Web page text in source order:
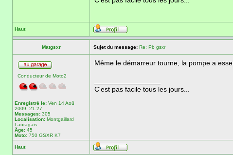
Haut
Matgsxr Sujet du message: Re: Pb gsxr
Conducteur de Moto2
Enregistré le: Ven 14 Aoû
2009, 21:27
Messages: 305
Localisation: Montgaillard
Lauragais
Âge: 45
Moto: 750 GSXR K7
Même le démarreur tourne, la pompe a
C'est pas facile tous les jours...
Haut